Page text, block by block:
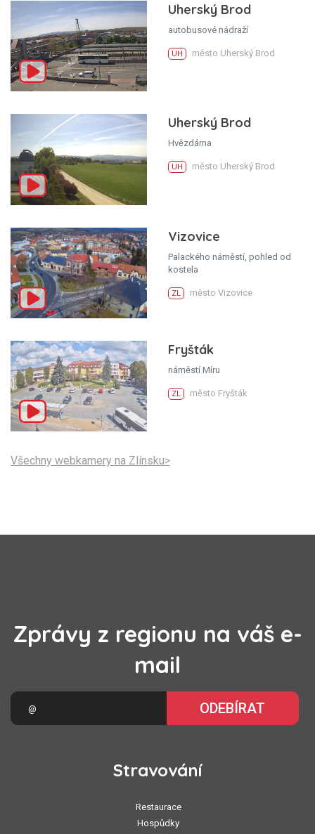
Uherský Brod
autobusové nádraží
UH město Uherský Brod
Uherský Brod
Hvězdárna
UH město Uherský Brod
Vizovice
Palackého náměstí, pohled od
kostela
ZL město Vizovice
Fryšták
náměstí Míru
ZL město Fryšták
Všechny webkamery na Zlínsku>
Zprávy z regionu na váš e-
mail
ODEBÍRAT
Stravování
Restaurace
Hospůdky